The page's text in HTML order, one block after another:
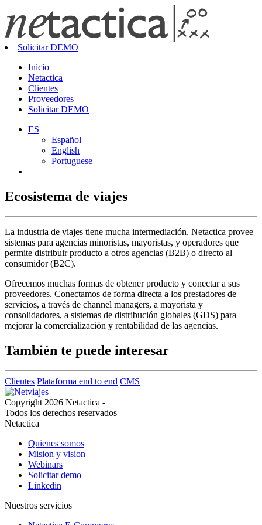
Solicitar DEMO
Inicio
Netactica
Clientes
Proveedores
Solicitar DEMO
ES
Español
English
Portuguese
Ecosistema de viajes
La industria de viajes tiene mucha intermediación. Netactica provee
sistemas para agencias minoristas, mayoristas, y operadores que
permite distribuir producto a otros agencias (B2B) o directo al
consumidor (B2C).
Ofrecemos muchas formas de obtener producto y conectar a sus
proveedores. Conectamos de forma directa a los prestadores de
servicios, a través de channel managers, a mayorista y
consolidadores, a sistemas de distribución globales (GDS) para
mejorar la comercialización y rentabilidad de las agencias.
También te puede interesar
Clientes Plataforma end to end CMS
Copyright 2026 Netactica -
Todos los derechos reservados
Netactica
Quienes somos
Mision y vision
Webinars
Solicitar demo
Linkedin
Nuestros servicios